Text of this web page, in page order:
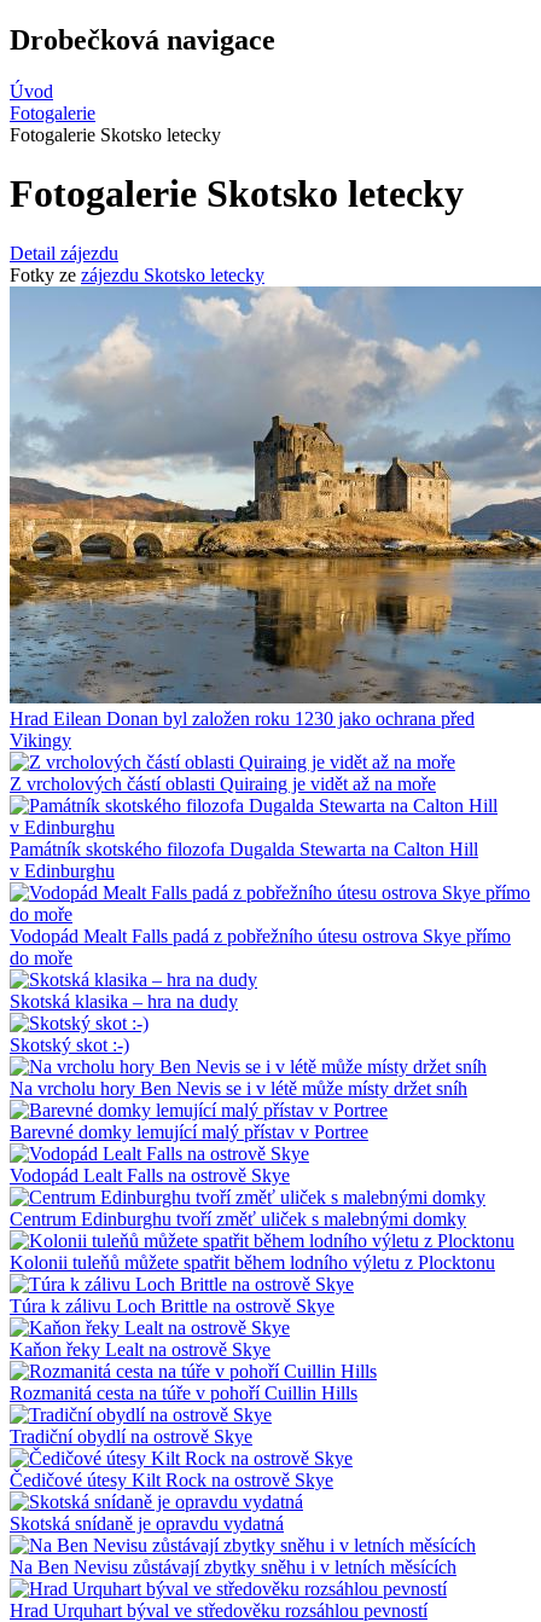
Drobečková navigace
Úvod
Fotogalerie
Fotogalerie Skotsko letecky
Fotogalerie Skotsko letecky
Detail zájezdu
Fotky ze zájezdu Skotsko letecky
Hrad Eilean Donan byl založen roku 1230 jako ochrana před
Vikingy
Z vrcholových částí oblasti Quiraing je vidět až na moře
Památník skotského filozofa Dugalda Stewarta na Calton Hill
v Edinburghu
Vodopád Mealt Falls padá z pobřežního útesu ostrova Skye přímo
do moře
Skotská klasika – hra na dudy
Skotský skot :-)
Na vrcholu hory Ben Nevis se i v létě může místy držet sníh
Barevné domky lemující malý přístav v Portree
Vodopád Lealt Falls na ostrově Skye
Centrum Edinburghu tvoří změť uliček s malebnými domky
Kolonii tuleňů můžete spatřit během lodního výletu z Plocktonu
Túra k zálivu Loch Brittle na ostrově Skye
Kaňon řeky Lealt na ostrově Skye
Rozmanitá cesta na túře v pohoří Cuillin Hills
Tradiční obydlí na ostrově Skye
Čedičové útesy Kilt Rock na ostrově Skye
Skotská snídaně je opravdu vydatná
Na Ben Nevisu zůstávají zbytky sněhu i v letních měsících
Hrad Urquhart býval ve středověku rozsáhlou pevností